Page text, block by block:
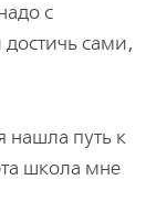
с
сами,
нашла путь к
школа мне